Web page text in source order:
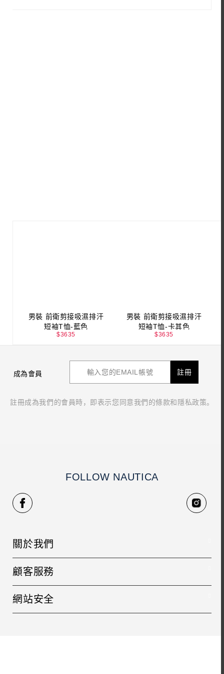
男裝 前衛剪接吸濕排汗
短袖T恤-藍色
$3635
男裝 前衛剪接吸濕排汗
短袖T恤-卡其色
$3635
成為會員 註冊
註冊成為我們的會員時，即表示您同意我們的條款和隱私政策。
FOLLOW NAUTICA
關於我們
品牌故事
人才招募
銷售據點
顧客服務
聯絡我們
常見問題
寄送方式
網站安全
隱私權政策